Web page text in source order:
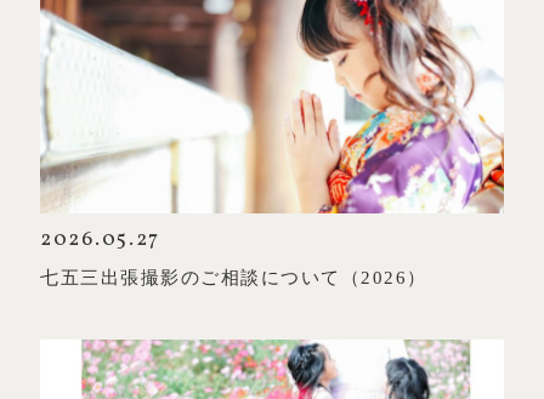
2026.05.27
七五三出張撮影のご相談について（2026）